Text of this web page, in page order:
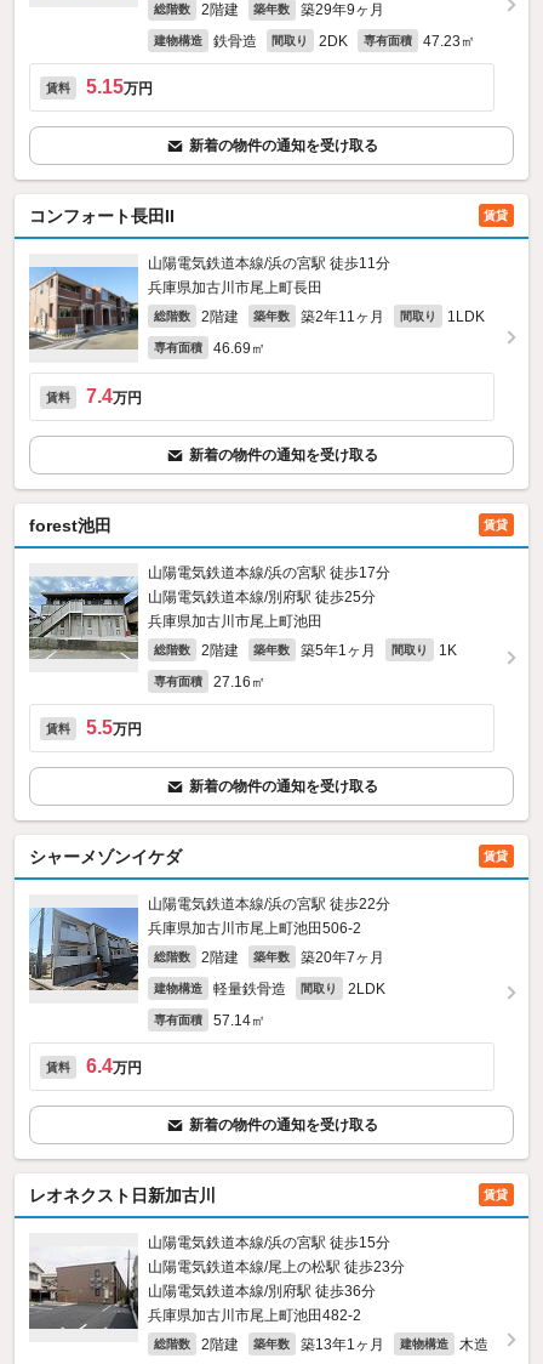
総階数 2階建 築年数 築29年9ヶ月
建物構造 鉄骨造 間取り 2DK 専有面積 47.23㎡
賃料 5.15万円
新着の物件の通知を受け取る
コンフォート長田II 賃貸
山陽電気鉄道本線/浜の宮駅 徒歩11分
兵庫県加古川市尾上町長田
総階数 2階建 築年数 築2年11ヶ月 間取り 1LDK
専有面積 46.69㎡
賃料 7.4万円
新着の物件の通知を受け取る
forest池田 賃貸
山陽電気鉄道本線/浜の宮駅 徒歩17分
山陽電気鉄道本線/別府駅 徒歩25分
兵庫県加古川市尾上町池田
総階数 2階建 築年数 築5年1ヶ月 間取り 1K
専有面積 27.16㎡
賃料 5.5万円
新着の物件の通知を受け取る
シャーメゾンイケダ 賃貸
山陽電気鉄道本線/浜の宮駅 徒歩22分
兵庫県加古川市尾上町池田506‐2
総階数 2階建 築年数 築20年7ヶ月
建物構造 軽量鉄骨造 間取り 2LDK
専有面積 57.14㎡
賃料 6.4万円
新着の物件の通知を受け取る
レオネクスト日新加古川 賃貸
山陽電気鉄道本線/浜の宮駅 徒歩15分
山陽電気鉄道本線/尾上の松駅 徒歩23分
山陽電気鉄道本線/別府駅 徒歩36分
兵庫県加古川市尾上町池田482‐2
総階数 2階建 築年数 築13年1ヶ月 建物構造 木造